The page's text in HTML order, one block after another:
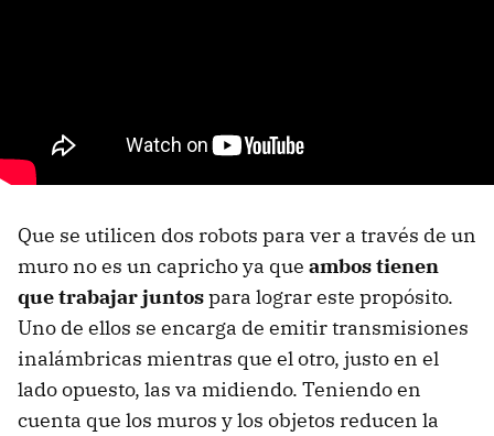
Que se utilicen dos robots para ver a través de un
muro no es un capricho ya que ambos tienen
que trabajar juntospara lograr este propósito.
Uno de ellos se encarga de emitir transmisiones
inalámbricas mientras que el otro, justo en el
lado opuesto, las va midiendo. Teniendo en
cuenta que los muros y los objetos reducen la